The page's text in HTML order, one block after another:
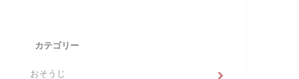
カテゴリー
おそうじ